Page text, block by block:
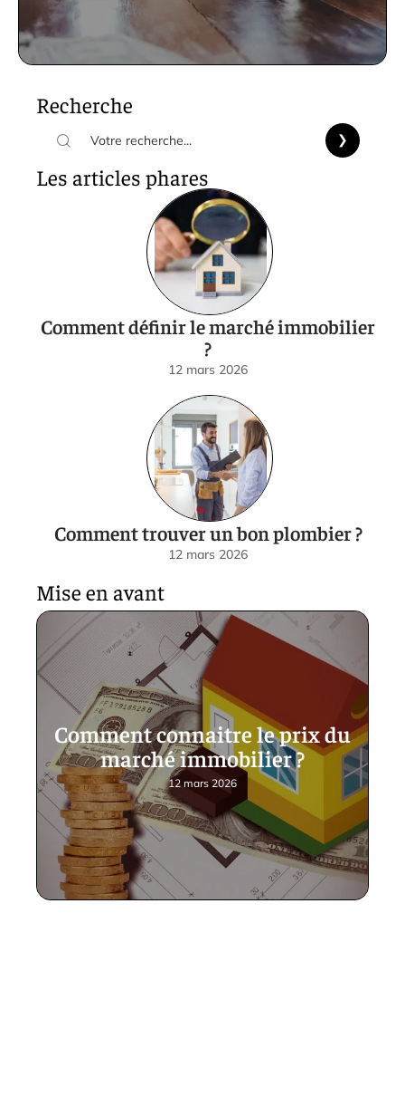
Recherche
Les articles phares
Comment définir le marché immobilier
?
12 mars 2026
Comment trouver un bon plombier ?
12 mars 2026
Mise en avant
Comment connaitre le prix du
marché immobilier ?
12 mars 2026